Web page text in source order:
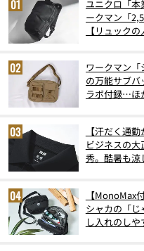
ユニクロ「
ークマン「
【リュック
ワークマン
の万能サブバ
ラボ付録…ほ
【汗だく通
ビジネスの
秀。酷暑も涼
【MonoMax
シャカの「
し入れのし